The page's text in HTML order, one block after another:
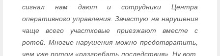
сигнал нам дают и сотрудники Центра
оперативного управления. Зачастую на нарушения
чаще всего участковые приезжают вместе с
ротой. Многие нарушения можно предотвратить,
чем уже потом «разгребать последствия». Ну вот,